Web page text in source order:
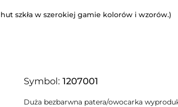
szkła w szerokiej gamie kolorów i wzorów.)
Symbol: 1207001
Duża bezbarwna patera/owocarka